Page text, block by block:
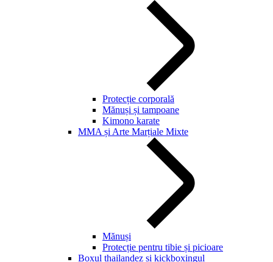
Protecție corporală
Mănuși și tampoane
Kimono karate
MMA și Arte Marțiale Mixte
Mănuși
Protecție pentru tibie și picioare
Boxul thailandez și kickboxingul